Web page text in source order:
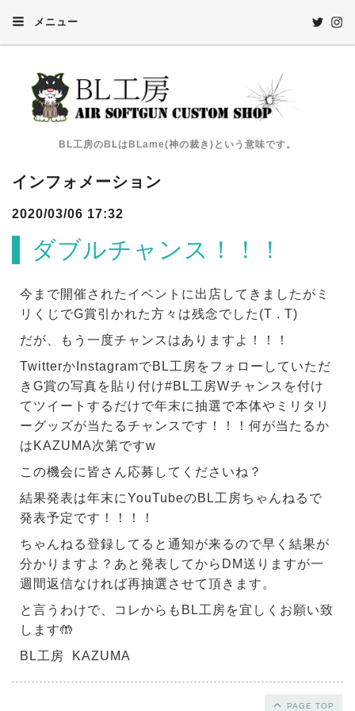
メニュー
BL工房のBLはBLame(神の裁き)という意味です。
インフォメーション
2020/03/06 17:32
ダブルチャンス！！！
今まで開催されたイベントに出店してきましたがミ
リくじでG賞引かれた方々は残念でした(T . T)
だが、もう一度チャンスはありますよ！！！
TwitterかInstagramでBL工房をフォローしていただ
きG賞の写真を貼り付け#BL工房Wチャンスを付け
てツイートするだけで年末に抽選で本体やミリタリ
ーグッズが当たるチャンスです！！！何が当たるか
はKAZUMA次第ですw
この機会に皆さん応募してくださいね？
結果発表は年末にYouTubeのBL工房ちゃんねるで
発表予定です！！！！
ちゃんねる登録してると通知が来るので早く結果が
分かりますよ？あと発表してからDM送りますが一
週間返信なければ再抽選させて頂きます。
と言うわけで、コレからもBL工房を宜しくお願い致
します🤲
BL工房 KAZUMA
PAGE TOP